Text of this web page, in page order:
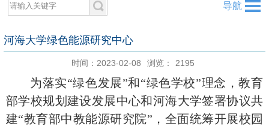
导航
河海大学绿色能源研究中心
时间：2023-02-08 浏览： 2195
为落实“绿色发展”和“绿色学校”理念，教育
部学校规划建设发展中心和河海大学签署协议共
建“教育部中教能源研究院”，全面统筹开展校园